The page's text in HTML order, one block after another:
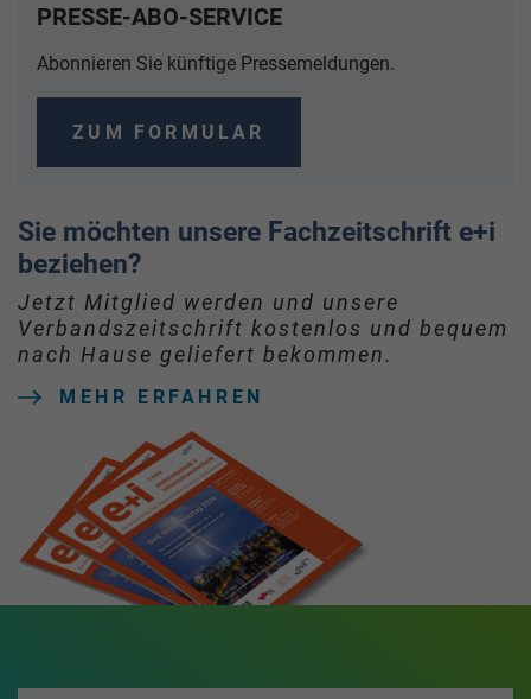
PRESSE-ABO-SERVICE
Abonnieren Sie künftige Pressemeldungen.
ZUM FORMULAR
Sie möchten unsere Fachzeitschrift e+i
beziehen?
Jetzt Mitglied werden und unsere
Verbandszeitschrift kostenlos und bequem
nach Hause geliefert bekommen.
MEHR ERFAHREN